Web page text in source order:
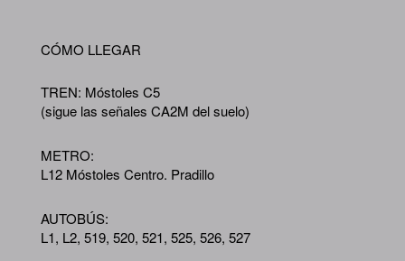
CÓMO LLEGAR
TREN: Móstoles C5
(sigue las señales CA2M del suelo)
METRO:
L12 Móstoles Centro. Pradillo
AUTOBÚS:
L1, L2, 519, 520, 521, 525, 526, 527